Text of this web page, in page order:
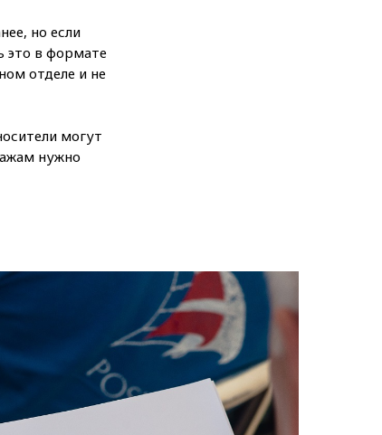
но если
это в формате
отделе и не
могут
нужно